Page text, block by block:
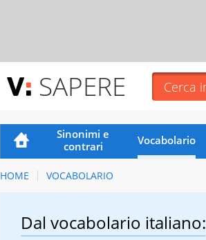
SAPERE
Sinonimi e
contrari
Vocabolario
HOME VOCABOLARIO
Dal vocabolario italiano: